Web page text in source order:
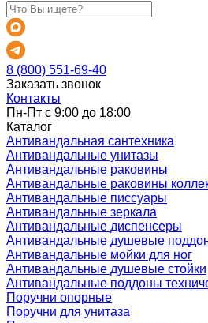
8 (800) 551-69-40
Заказать звонок
Контакты
Пн-Пт с 9:00 до 18:00
Каталог
Антивандальная сантехника
Антивандальные унитазы
Антивандальные раковины
Антивандальные раковины
Антивандальные писсуары
Антивандальные зеркала
Антивандальные диспенсеры
Антивандальные душевые
Антивандальные мойки для ног
Антивандальные душевые стойки
Антивандальные поддоны
Поручни опорные
Поручни для унитаза